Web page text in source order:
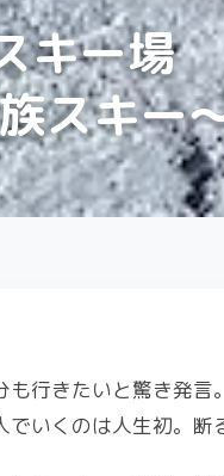
キー場
スキー
行きたいと驚き発言。
いくのは人生初。断